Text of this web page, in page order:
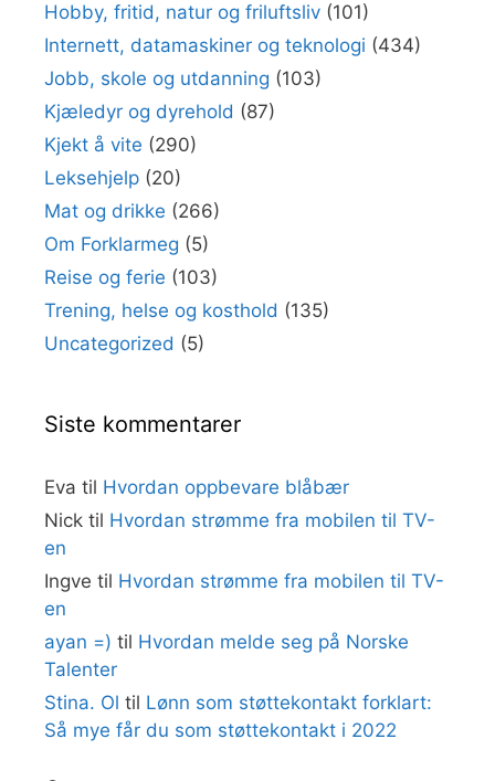
Hobby, fritid, natur og friluftsliv (101)
Internett, datamaskiner og teknologi (434)
Jobb, skole og utdanning (103)
Kjæledyr og dyrehold (87)
Kjekt å vite (290)
Leksehjelp (20)
Mat og drikke (266)
Om Forklarmeg (5)
Reise og ferie (103)
Trening, helse og kosthold (135)
Uncategorized (5)
Siste kommentarer
Eva til Hvordan oppbevare blåbær
Nick til Hvordan strømme fra mobilen til TV-
en
Ingve til Hvordan strømme fra mobilen til TV-
en
ayan =) til Hvordan melde seg på Norske
Talenter
Stina. Ol til Lønn som støttekontakt forklart:
Så mye får du som støttekontakt i 2022